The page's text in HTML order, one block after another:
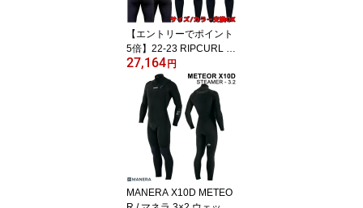
【エントリーでポイント
5倍】22-23 RIPCURL V
ALUE OMEGA BACK ZIP
/ リップカール バリュー
オメガ バックジップ 3×2
Q30-002 ウェットスーツ
サーフィン フルスーツ
ジャージ 春秋用 日本企
27,164円
MANERA X10D METEO